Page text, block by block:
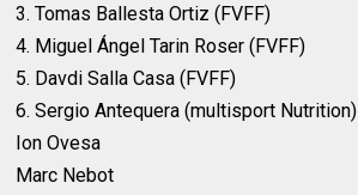
3. Tomas Ballesta Ortiz (FVFF)
4. Miguel Ángel Tarin Roser (FVFF)
5. Davdi Salla Casa (FVFF)
6. Sergio Antequera (multisport Nutrition)
Ion Ovesa
Marc Nebot